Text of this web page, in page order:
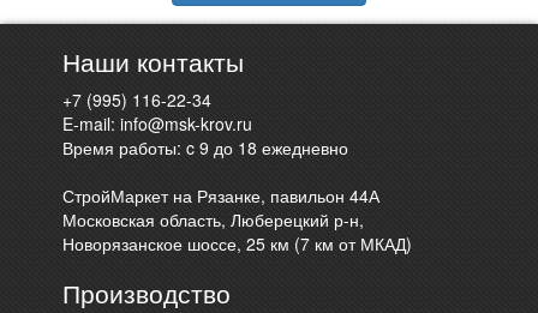
Наши контакты
+7 (995) 116-22-34
E-mail:info@msk-krov.ru
Время работы: c 9 до 18 ежедневно
СтройМаркет на Рязанке, павильон 44А
Московская область, Люберецкий р-н,
Новорязанское шоссе, 25 км (7 км от МКАД)
Производство